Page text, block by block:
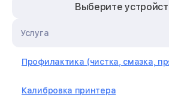
Выберите
Услуга
Профилактика (чистка, смазка,
Калибровка принтера